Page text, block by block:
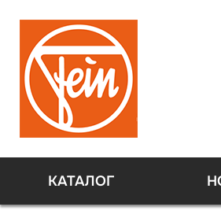
КАТАЛОГ